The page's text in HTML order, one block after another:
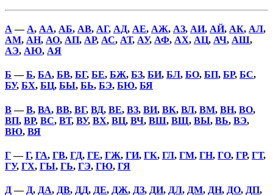
А — А, АА, АБ, АВ, АГ, АД, АЕ, АЖ, АЗ, АИ, АЙ, АК, АЛ,
АМ, АН, АО, АП, АР, АС, АТ, АУ, АФ, АХ, АЦ, АЧ, АШ,
АЭ, АЮ, АЯ
Б —Б, БА, БВ, БГ, БЕ, БЖ, БЗ, БИ, БЛ, БО, БП, БР, БС,
БУ, БХ, БЦ, БЫ, БЬ, БЭ, БЮ, БЯ
В—В, ВА, ВВ, ВГ, ВД, ВЕ, ВЗ, ВИ, ВК, ВЛ, ВМ, ВН, ВО,
ВП, ВР, ВС, ВТ, ВУ, ВХ, ВЦ, ВЧ, ВШ, ВЩ, ВЫ, ВЬ, ВЭ,
ВЮ, ВЯ
Г—Г, ГА, ГВ, ГД, ГЕ, ГЖ, ГИ, ГК, ГЛ, ГМ, ГН, ГО, ГР, ГТ,
ГУ, ГХ, ГЫ, ГЬ, ГЭ, ГЮ, ГЯ
Д— Д, ДА, ДВ, ДД, ДЕ, ДЖ, ДЗ, ДИ, ДЛ, ДМ, ДН, ДО, ДП,